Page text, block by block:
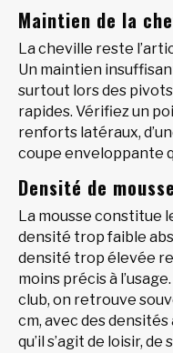
Maintien de la
La cheville reste
Un maintien
surtout lors des
rapides. Vérifiez un
renforts latéraux,
coupe enveloppante
Densité de
La mousse constitue
densité trop faible
densité trop élevée
moins précis à
club, on retrouve
cm, avec des
qu’il s’agit de loisir,